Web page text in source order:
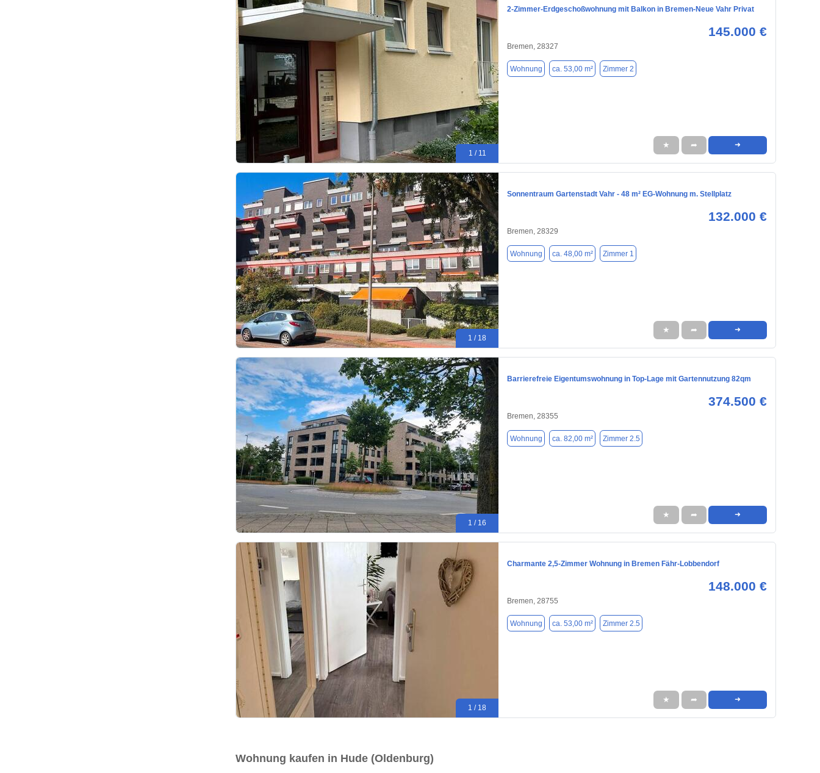
1 / 11
2-Zimmer-Erdgeschoßwohnung mit Balkon in Bremen-Neue Vahr Privat
145.000 €
Bremen, 28327
Wohnung ca. 53,00 m² Zimmer 2
★ ➦ ➜
1 / 18
Sonnentraum Gartenstadt Vahr - 48 m² EG-Wohnung m. Stellplatz
132.000 €
Bremen, 28329
Wohnung ca. 48,00 m² Zimmer 1
★ ➦ ➜
1 / 16
Barrierefreie Eigentumswohnung in Top-Lage mit Gartennutzung 82qm
374.500 €
Bremen, 28355
Wohnung ca. 82,00 m² Zimmer 2.5
★ ➦ ➜
1 / 18
Charmante 2,5-Zimmer Wohnung in Bremen Fähr-Lobbendorf
148.000 €
Bremen, 28755
Wohnung ca. 53,00 m² Zimmer 2.5
★ ➦ ➜
Wohnung kaufen in Hude (Oldenburg)